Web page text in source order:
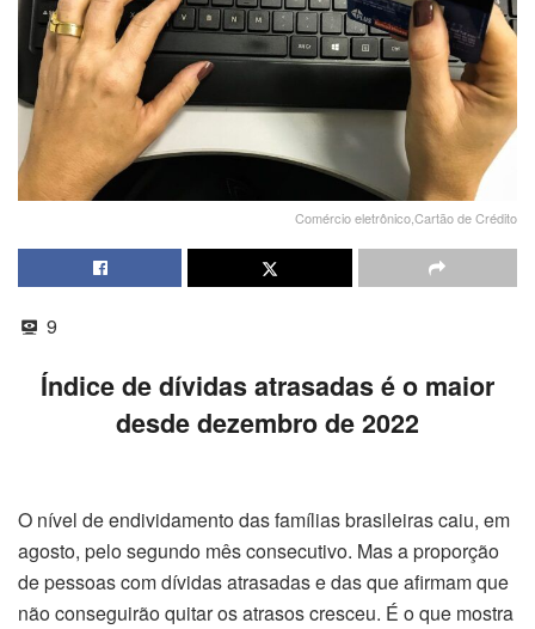
Comércio eletrônico,Cartão de Crédito
9
Índice de dívidas atrasadas é o maior
desde dezembro de 2022
O nível de endividamento das famílias brasileiras caiu, em
agosto, pelo segundo mês consecutivo. Mas a proporção
de pessoas com dívidas atrasadas e das que afirmam que
não conseguirão quitar os atrasos cresceu. É o que mostra